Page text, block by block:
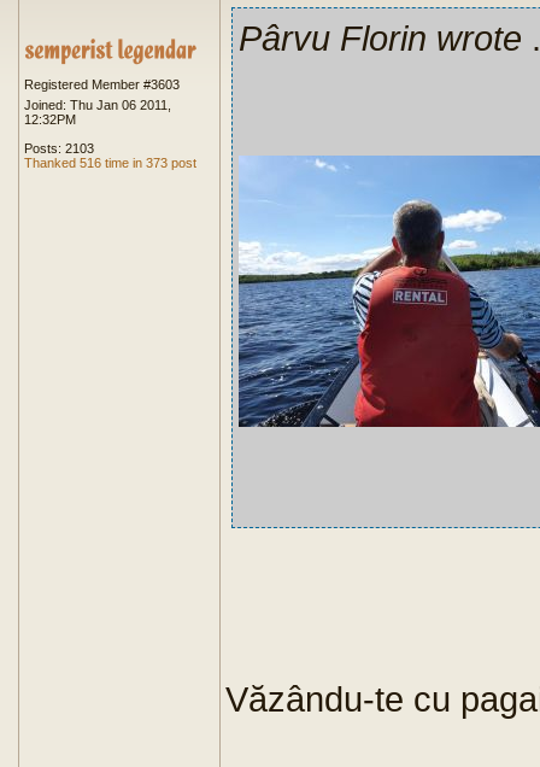
Registered Member #3603
Joined: Thu Jan 06 2011,
12:32PM
Posts: 2103
Thanked 516 time in 373 post
Pârvu Florin wrote
Văzându-te cu